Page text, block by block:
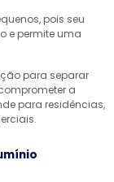
pois seu
e permite uma
para separar
a
para residências,